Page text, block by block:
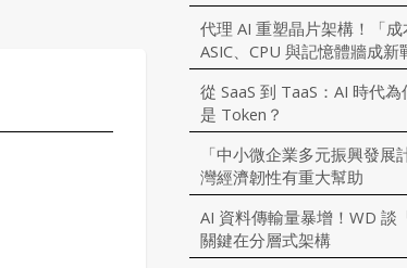
代理 AI 重塑晶片架構！「成
ASIC、CPU 與記憶體牆成新
從 SaaS 到 TaaS：AI 時代
是 Token？
「中小微企業多元振興發
灣經濟韌性有重大幫助
AI 資料傳輸量暴增！WD 談
關鍵在分層式架構